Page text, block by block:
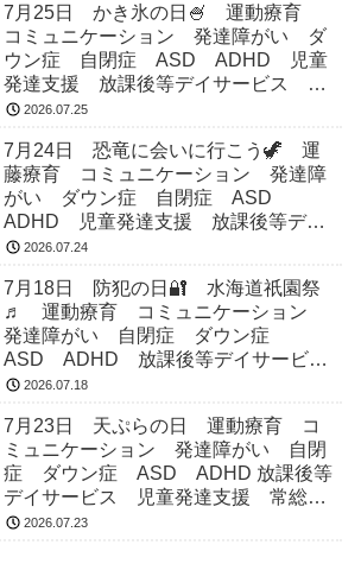
7月25日 かき氷の日🍧 運動療育
コミュニケーション 発達障がい ダ
ウン症 自閉症 ASD ADHD 児童
発達支援 放課後等デイサービス 常
総市 つくばみらい市 坂東市 守谷
2026.07.25
7月24日 恐竜に会いに行こう🦖 運
藤療育 コミュニケーション 発達障
がい ダウン症 自閉症 ASD
ADHD 児童発達支援 放課後等デイ
サービス 常総市 つくばみらい市
2026.07.24
7月18日 防犯の日🔐 水海道祇園祭
♬ 運動療育 コミュニケーション
発達障がい 自閉症 ダウン症
ASD ADHD 放課後等デイサービ
ス 児童発達支援 常総市 つくばみ
2026.07.18
7月23日 天ぷらの日 運動療育 コ
ミュニケーション 発達障がい 自閉
症 ダウン症 ASD ADHD 放課後等
デイサービス 児童発達支援 常総
市 つくばみらい市 坂東市 守谷市
2026.07.23